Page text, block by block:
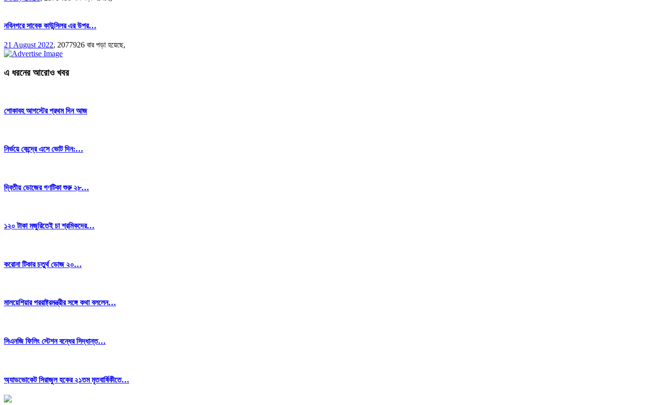
নবিনগরে সাবেক কাউন্সিলর এর উপর…
21 August 2022, 2077926 বার পড়া হয়েছে,
এ ধরনের আরোও খবর
শোকাবহ আগস্টের প্রথম দিন আজ
নির্ভয়ে কেন্দ্রে এসে ভোট দিন:…
দ্বিতীয় ডোজের গণটিকা শুরু ২৮…
১২০ টাকা মজুরিতেই চা শ্রমিকদের…
করোনা টিকার চতুর্থ ডোজ ২০…
মালয়েশিয়ার পররাষ্ট্রমন্ত্রীর সঙ্গে কথা বললেন…
সিএনজি ফিলিং স্টেশন বন্ধের সিদ্ধান্ত…
অ্যাডভোকেট সিরাজুল হকের ২১তম মৃতবার্ষিকীতে…